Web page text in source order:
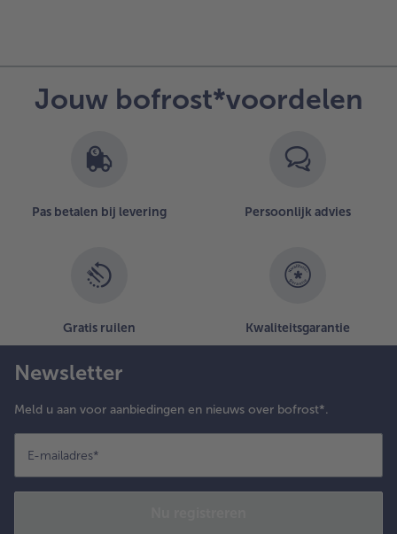
Jouw bofrost*voordelen
Pas betalen bij levering Persoonlijk advies
Gratis ruilen Kwaliteitsgarantie
Newsletter
Meld u aan voor aanbiedingen en nieuws over bofrost*.
E-mailadres*